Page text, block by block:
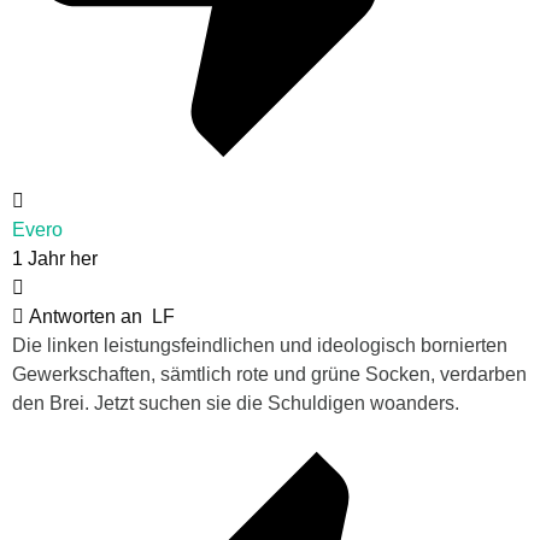
Evero
1 Jahr her
Antworten an
LF
Die linken leistungsfeindlichen und ideologisch bornierten
Gewerkschaften, sämtlich rote und grüne Socken, verdarben
den Brei. Jetzt suchen sie die Schuldigen woanders.